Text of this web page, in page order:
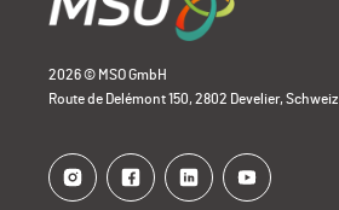
2026 © MSO GmbH
Route de Delémont 150, 2802 Develier, Schweiz